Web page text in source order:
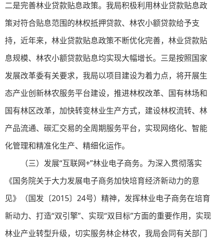
二是完善林业贷款贴息政策。我局积极利用林业贷款贴息政
策对符合贴息范围的林权抵押贷款、林农小额贷款给予支
持，近年来，林业贷款贴息政策不断优化完善，林业贷款贴
息规模、林农小额贷款贴息均实现大幅增长。三是按照国家
发展改革委有关要求，我局以项目建设为着力点，将开展生
态产业创新林农服务平台建设，推进林权改革、国有林场和
国有林区改革，加快转变林业生产方式，建设林权流转、林
产品流通、碳汇交易的全周期服务平台，实现网络化、智能
化管理和精准化生产、精细化运作。
（三）发展“互联网+”林业电子商务。为深入贯彻落实
《国务院关于大力发展电子商务加快培育经济新动力的意
见》（国发〔2015〕24号）精神，发挥林业电子商务在培育
新动力、打造“双引擎”、实现“双目标”方面的重要作用，实现
林业产业转型升级，切实服务林企林农，我局会同有关部门